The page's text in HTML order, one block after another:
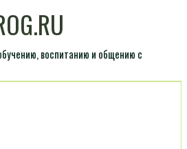
воспитанию и общению с